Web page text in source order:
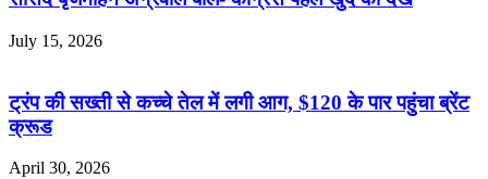
July 15, 2026
ट्रंप की सख्ती से कच्चे तेल में लगी आग, $120 के पार पहुंचा ब्रेंट
क्रूड
April 30, 2026